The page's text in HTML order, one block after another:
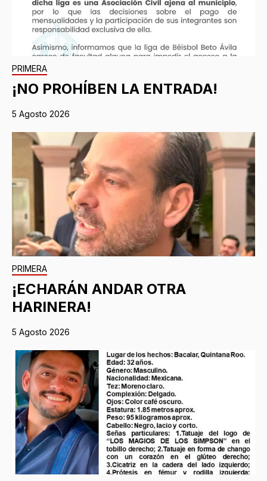
PRIMERA
¡NO PROHÍBEN LA ENTRADA!
5 Agosto 2026
PRIMERA
¡ECHARÁN ANDAR OTRA
HARINERA!
5 Agosto 2026